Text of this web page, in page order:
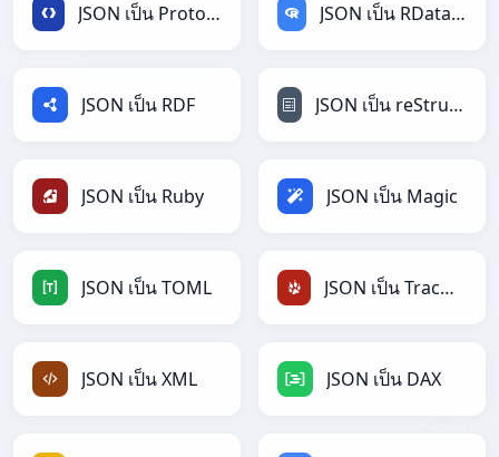
JSON เป็น Protobuf JSON เป็น RDataFrame
JSON เป็น RDF JSON เป็น reStructuredText
JSON เป็น Ruby JSON เป็น Magic
JSON เป็น TOML JSON เป็น TracWiki
JSON เป็น XML JSON เป็น DAX